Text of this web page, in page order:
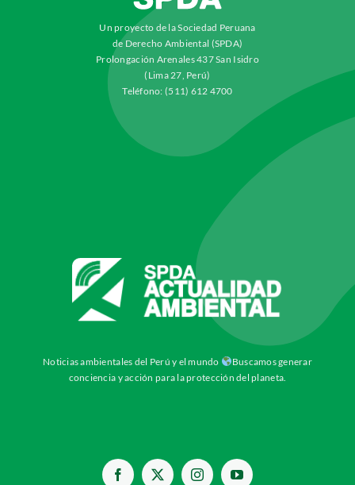
Un proyecto de la Sociedad Peruana
de Derecho Ambiental (SPDA)
Prolongación Arenales 437 San Isidro
(Lima 27, Perú)
Teléfono: (511) 612 4700
Noticias ambientales del Perú y el mundo
Buscamos generar
conciencia y acción para la protección del planeta.